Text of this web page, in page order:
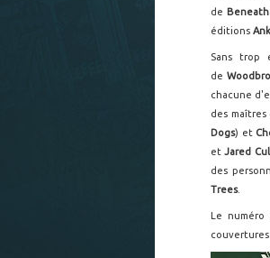
de
éditions
Sans trop
de
chacune
des
Dogs) et
etJared
des
Trees.
Le